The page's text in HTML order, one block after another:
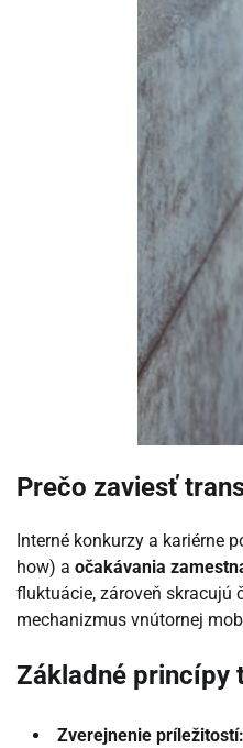
Prečo zaviesť
Interné konkurzy a kariérne
how) a očakávania
fluktuácie, zároveň skracujú
mechanizmus vnútornej
Základné princípy
Zverejnenie príležitostí: